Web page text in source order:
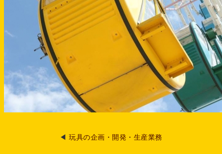
◀玩具の企画・開発・生産業務